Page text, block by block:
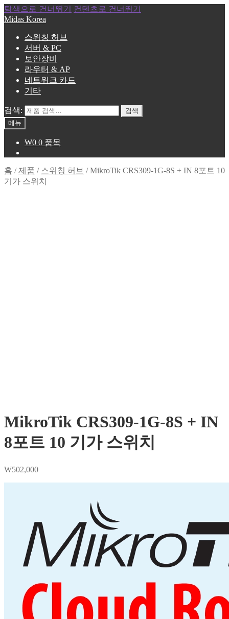
탐색으로 건너뛰기
컨텐츠로 건너뛰기
Midas Korea
스위칭 허브
서버 & PC
보안장비
라우터 & AP
네트워크 카드
기타
검색:
검색
메뉴
₩0 0 품목
홈 /제품 / 스위칭 허브 /MikroTik CRS309-1G-8S + IN 8포트 10
기가 스위치
MikroTik CRS309-1G-8S + IN
8포트 10 기가 스위치
₩502,000